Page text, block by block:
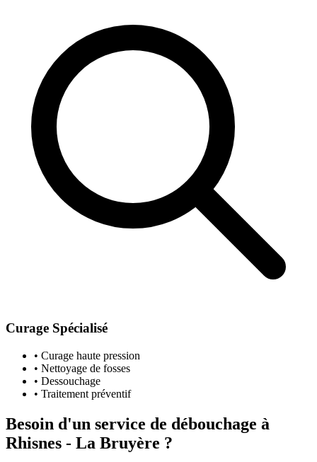
Curage Spécialisé
• Curage haute pression
• Nettoyage de fosses
• Dessouchage
• Traitement préventif
Besoin d'un service de débouchage à
Rhisnes - La Bruyère ?